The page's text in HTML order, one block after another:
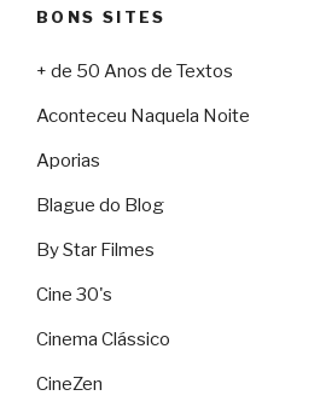
BONS SITES
+ de 50 Anos de Textos
Aconteceu Naquela Noite
Aporias
Blague do Blog
By Star Filmes
Cine 30's
Cinema Clássico
CineZen